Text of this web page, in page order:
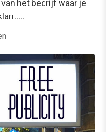
het bedrijf waar je